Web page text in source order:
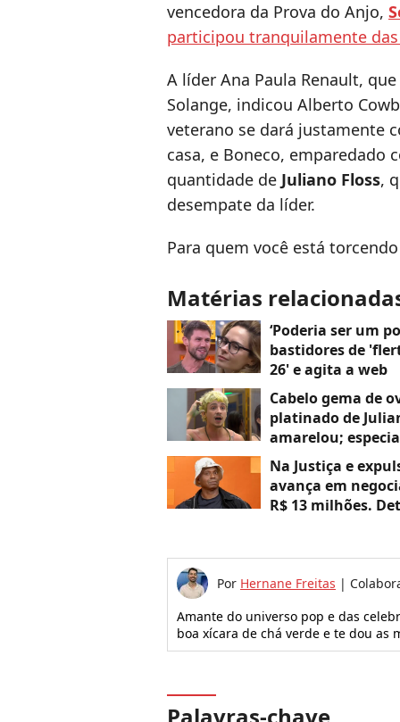
vencedora da Prova do Anjo,
participou tranquilamente
A líder Ana Paula Renault,
Solange, indicou Alberto
veterano se dará justamente
casa, e Boneco, emparedado
quantidade de Juliano Floss,
desempate da líder.
Para quem você está
Matérias
‘Poderia ser um
bastidores de
26' e agita a web
Cabelo gema de
platinado de
amarelou;
Na Justiça e
avança em
R$ 13 milhões.
Por Hernane Freitas |
Amante do universo pop e das
boa xícara de chá verde e te dou as